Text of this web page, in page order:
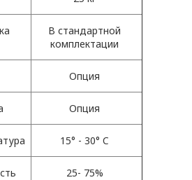
В стандартной
комплектации
Опция
Опция
15° - 30° C
25- 75%